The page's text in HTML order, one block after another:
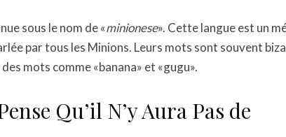
sous le nom de «minionese». Cette langue est un
par tous les Minions. Leurs mots sont souvent
mots comme «banana» et «gugu».
Qu’il N’y Aura Pas de